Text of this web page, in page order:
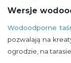
Wersje
Wodoodporne
pozwalają na
ogrodzie, na